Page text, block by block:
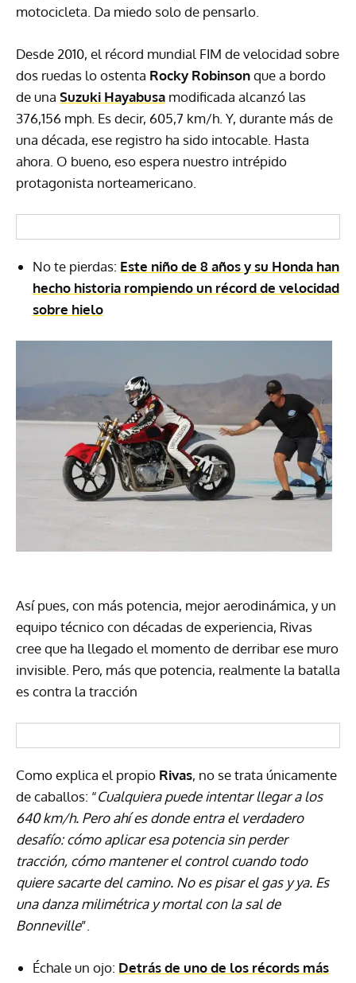
motocicleta. Da miedo solo de pensarlo.
Desde 2010, el récord mundial FIM de velocidad sobre
dos ruedas lo ostenta Rocky Robinsonque a bordo
de una Suzuki Hayabusa modificada alcanzó las
376,156 mph. Es decir, 605,7 km/h. Y, durante más de
una década, ese registro ha sido intocable. Hasta
ahora. O bueno, eso espera nuestro intrépido
protagonista norteamericano.
No te pierdas: Este niño de 8 años y su Honda han
hecho historia rompiendo un récord de velocidad
sobre hielo
Así pues, con más potencia, mejor aerodinámica, y un
equipo técnico con décadas de experiencia, Rivas
cree que ha llegado el momento de derribar ese muro
invisible. Pero, más que potencia, realmente la batalla
es contra la tracción
Como explica el propio Rivas, no se trata únicamente
de caballos: “Cualquiera puede intentar llegar a los
640 km/h. Pero ahí es donde entra el verdadero
desafío: cómo aplicar esa potencia sin perder
tracción, cómo mantener el control cuando todo
quiere sacarte del camino. No es pisar el gas y ya. Es
una danza milimétrica y mortal con la sal de
Bonneville”.
Échale un ojo: Detrás de uno de los récords más